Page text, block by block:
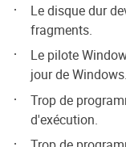
Le disque dur
fragments.
Le pilote
jour de Windows.
Trop de
d'exécution.